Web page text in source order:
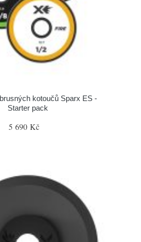
kotoučů Sparx ES -
Starter pack
5 690 Kč